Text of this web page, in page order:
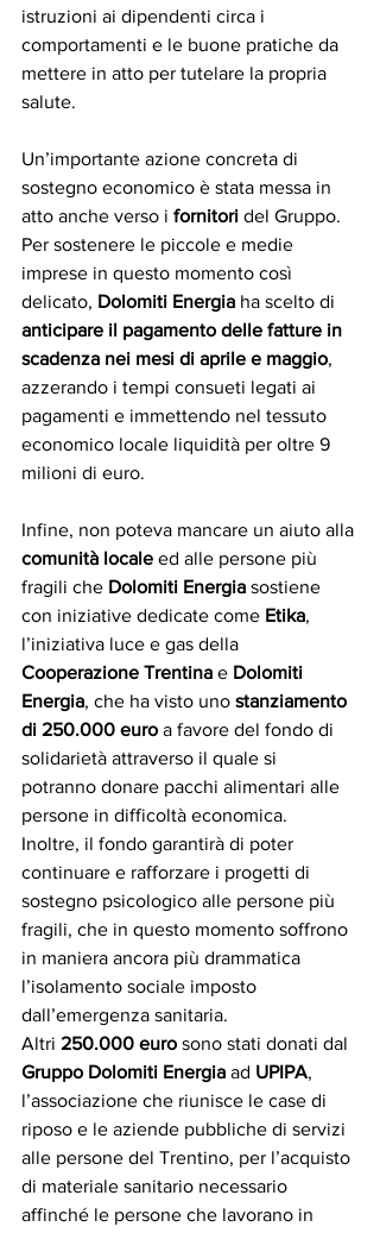
istruzioni ai dipendenti circa i
comportamenti e le buone pratiche da
mettere in atto per tutelare la propria
salute.
Un’importante azione concreta di
sostegno economico è stata messa in
atto anche verso i fornitori del Gruppo.
Per sostenere le piccole e medie
imprese in questo momento così
delicato, Dolomiti Energia ha scelto di
anticipare il pagamento delle fatture in
scadenza nei mesi di aprile e maggio,
azzerando i tempi consueti legati ai
pagamenti e immettendo nel tessuto
economico locale liquidità per oltre 9
milioni di euro.
Infine, non poteva mancare un aiuto alla
comunità locale ed alle persone più
fragili che Dolomiti Energia sostiene
con iniziative dedicate come Etika,
l’iniziativa luce e gas della
Cooperazione Trentina e Dolomiti
Energia, che ha visto uno stanziamento
di 250.000 euro a favore del fondo di
solidarietà attraverso il quale si
potranno donare pacchi alimentari alle
persone in difficoltà economica.
Inoltre, il fondo garantirà di poter
continuare e rafforzare i progetti di
sostegno psicologico alle persone più
fragili, che in questo momento soffrono
in maniera ancora più drammatica
l’isolamento sociale imposto
dall’emergenza sanitaria.
Altri 250.000 euro sono stati donati dal
Gruppo Dolomiti Energia ad UPIPA,
l’associazione che riunisce le case di
riposo e le aziende pubbliche di servizi
alle persone del Trentino, per l’acquisto
di materiale sanitario necessario
affinché le persone che lavorano in